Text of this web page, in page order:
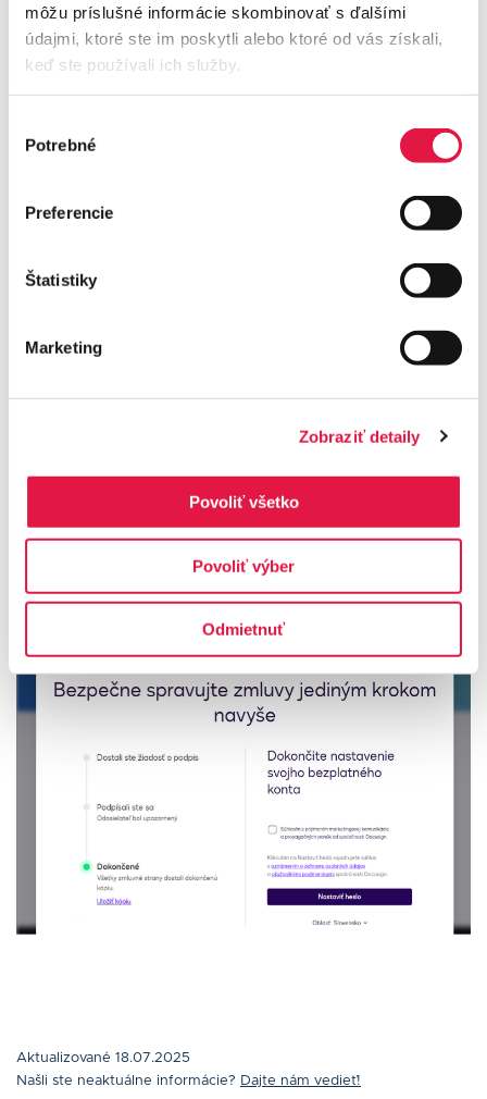
môžu príslušné informácie skombinovať s ďalšími
údajmi, ktoré ste im poskytli alebo ktoré od vás získali,
keď ste používali ich služby.
súhlasu
Potrebné
Preferencie
Štatistiky
Marketing
Zobraziť detaily
Povoliť všetko
Povoliť výber
Odmietnuť
Podpis sa vloží do podpisového poľa. Následne
dokumentu bol dokončený. Toto okno môžete
zatvoriť.Nie je potrebná žiadna ďalšia akcia
(nastavenie konta, registrácia a pod).
o úspešnom podpise vám príde aj emailom.
Aktualizované 18.07.2025
Našli ste neaktuálne informácie? Dajte nám vedieť!